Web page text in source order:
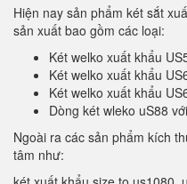
Hiện nay sản phẩm két sắt
sản xuất bao gồm các loại:
Két welko xuất khẩu
Két welko xuất khẩu
Két welko xuất khẩu
Dòng két wleko uS88
Ngoài ra các sản phẩm kích
tâm như: